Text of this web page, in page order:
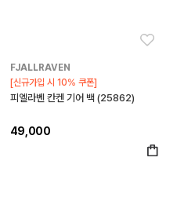
FJALLRAVEN
[신규가입 시 10% 쿠폰]
피엘라벤 칸켄 기어 백 (25862)
49,000